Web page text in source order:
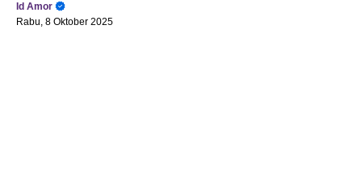
Id Amor
Rabu, 8 Oktober 2025